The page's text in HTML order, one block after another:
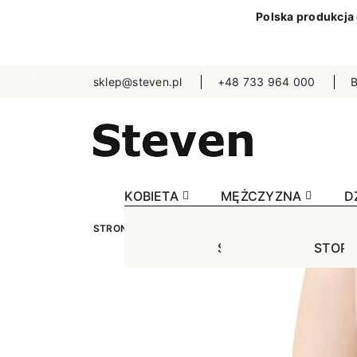
Polska produkcja
sklep@steven.pl +48 733 964 000
KOBIETA
STOPKI
MĘŻCZYZNA
STOPKI
STRONA GŁÓWNA